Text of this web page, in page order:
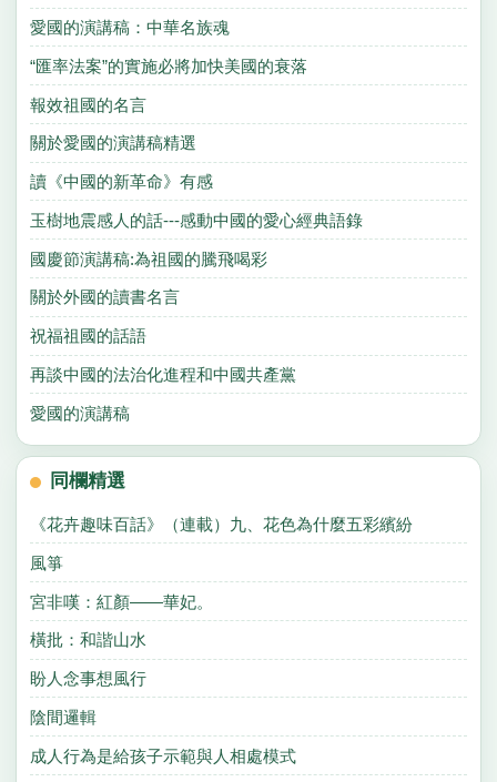
愛國的演講稿：中華名族魂
“匯率法案”的實施必將加快美國的衰落
報效祖國的名言
關於愛國的演講稿精選
讀《中國的新革命》有感
玉樹地震感人的話---感動中國的愛心經典語錄
國慶節演講稿:為祖國的騰飛喝彩
關於外國的讀書名言
祝福祖國的話語
再談中國的法治化進程和中國共產黨
愛國的演講稿
同欄精選
《花卉趣味百話》（連載）九、花色為什麼五彩繽紛
風箏
宮非嘆：紅顏——華妃。
橫批：和諧山水
盼人念事想風行
陰間邏輯
成人行為是給孩子示範與人相處模式